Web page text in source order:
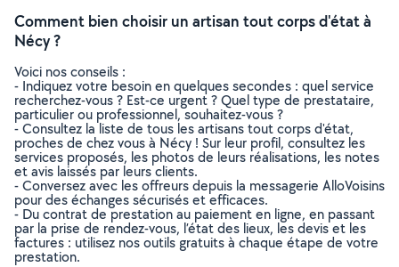
Comment bien choisir un artisan tout corps d'état à
Nécy ?
Voici nos conseils :
- Indiquez votre besoin en quelques secondes : quel service
recherchez-vous ? Est-ce urgent ? Quel type de prestataire,
particulier ou professionnel, souhaitez-vous ?
- Consultez la liste de tous les artisans tout corps d'état,
proches de chez vous à Nécy ! Sur leur profil, consultez les
services proposés, les photos de leurs réalisations, les notes
et avis laissés par leurs clients.
- Conversez avec les offreurs depuis la messagerie AlloVoisins
pour des échanges sécurisés et efficaces.
- Du contrat de prestation au paiement en ligne, en passant
par la prise de rendez-vous, l’état des lieux, les devis et les
factures : utilisez nos outils gratuits à chaque étape de votre
prestation.